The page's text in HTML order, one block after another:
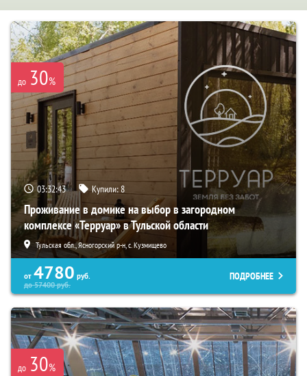
до 30%
03:32:42 Купили:8
Проживание в домике на выбор в загородном
комплексе «Терруар» в Тульской области
Тульская обл., Ясногорский р-н, с. Кузмищево
от 4780 руб.
до57400руб.
ПОДРОБНЕЕ
до 30%